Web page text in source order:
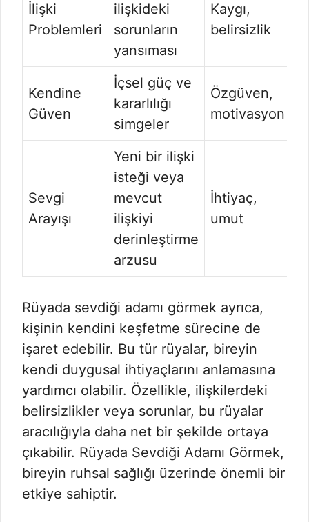
İlişki
Problemleri
ilişkideki
sorunların
yansıması
Kaygı,
belirsizlik
Kendine
Güven
İçsel güç ve
kararlılığı
simgeler
Özgüven,
motivasyon
Sevgi
Arayışı
Yeni bir ilişki
isteği veya
mevcut
ilişkiyi
derinleştirme
arzusu
İhtiyaç,
umut
Rüyada sevdiği adamı görmek ayrıca,
kişinin kendini keşfetme sürecine de
işaret edebilir. Bu tür rüyalar, bireyin
kendi duygusal ihtiyaçlarını anlamasına
yardımcı olabilir. Özellikle, ilişkilerdeki
belirsizlikler veya sorunlar, bu rüyalar
aracılığıyla daha net bir şekilde ortaya
çıkabilir. Rüyada Sevdiği Adamı Görmek​,
bireyin ruhsal sağlığı üzerinde önemli bir
etkiye sahiptir.